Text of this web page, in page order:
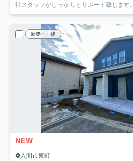
社スタッフがしっかりとサポート致します。
新築一戸建
NEW
入間市東町